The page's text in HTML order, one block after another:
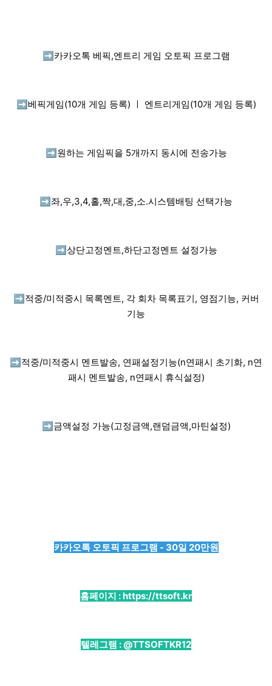
➡️ 카카오톡 베픽,엔트리 게임 오토픽 프로그램
➡️ 베픽게임(10개 게임 등록) ㅣ 엔트리게임(10개 게임 등록)
➡️ 원하는 게임픽을 5개까지 동시에 전송가능
➡️ 좌,우,3,4,홀,짝,대,중,소.시스템배팅 선택가능
➡️ 상단고정멘트,하단고정멘트 설정가능
➡️ 적중/미적중시 목록멘트, 각 회차 목록표기, 영점기능, 커버
기능
➡️ 적중/미적중시 멘트발송, 연패설정기능(n연패시 초기화, n연
패시 멘트발송, n연패시 휴식설정)
➡️ 금액설정 가능(고정금액,랜덤금액,마틴설정)
카카오톡 오토픽 프로그램 - 30일 20만원
홈페이지 :https://ttsoft.kr
텔레그램 : @TTSOFTKR12